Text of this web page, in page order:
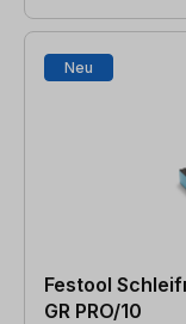
Neu
Festool
GR PRO/10